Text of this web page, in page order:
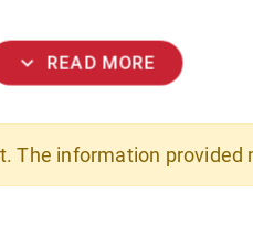
expand_more READ MORE
The information provided